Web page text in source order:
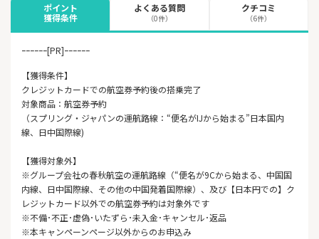
ポイント
獲得条件
よくある質問
（0件）
クチコミ
（6件）
ｰｰｰｰｰｰ[PR]ｰｰｰｰｰｰ
【獲得条件】
クレジットカードでの航空券予約後の搭乗完了
対象商品：航空券予約
（スプリング・ジャパンの運航路線：“便名がIJから始まる”日本国内
線、日中国際線)
【獲得対象外】
※グループ会社の春秋航空の運航路線（“便名が9Cから始まる、中国国
内線、日中国際線、その他の中国発着国際線）、及び【日本円での】ク
レジットカード以外での航空券予約は対象外です
※不備･不正･虚偽･いたずら･未入金･キャンセル･返品
※本キャンペーンページ以外からのお申込み